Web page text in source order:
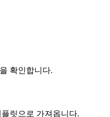
확인합니다.
릿으로 가져옵니다.